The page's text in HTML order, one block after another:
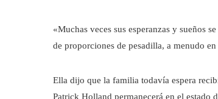
«Muchas veces sus esperanzas y sueños
de proporciones de pesadilla, a menudo
Ella dijo que la familia todavía espera
Patrick Holland permanecerá en el estado